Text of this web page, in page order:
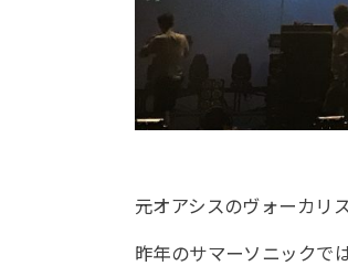
元オアシスのヴォーカリ
昨年のサマーソニックで